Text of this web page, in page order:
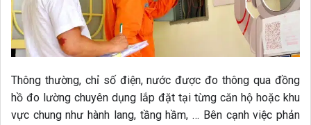
Thông thường, chỉ số điện, nước được đo thông qua đồng
hồ đo lường chuyên dụng lắp đặt tại từng căn hộ hoặc khu
vực chung như hành lang, tầng hầm, … Bên cạnh việc phản